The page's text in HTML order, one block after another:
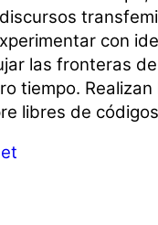
con
las fronteras
tiempo.
libres de